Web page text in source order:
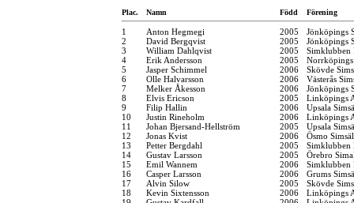
Plac. Namn Född Förening
1 Anton Hegmegi 2005
Jönköpings
2
David Bergqvist 2005
Jönköpings
3
William Dahlqvist 2005
Simklubben
4
Erik Andersson 2005
5
Jasper Schimmel 2006
Skövde
6
Olle Halvarsson 2006
Västerås
7
Melker Åkesson 2006
Jönköpings
8
Elvis Ericson 2005
Linköpings
9
Filip Hallin 2006
Upsala
10
Justin Rineholm 2006
Linköpings
11
Johan Bjersand-Hellström 2005
Upsala
12
Jonas Kvist 2006
Ösmo
13
Petter Bergdahl 2005
Simklubben
14
Gustav Larsson 2005
Örebro
15
Emil Wannem 2006
Simklubben
16
Casper Larsson 2006
Grums
17
Alvin Silow 2005
Skövde
18
Kevin Sixtensson 2006
Linköpings